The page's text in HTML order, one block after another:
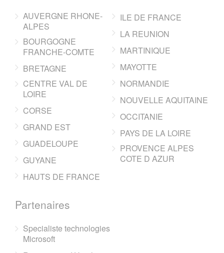
AUVERGNE RHONE-
ALPES
BOURGOGNE
FRANCHE-COMTE
BRETAGNE
CENTRE VAL DE
LOIRE
CORSE
GRAND EST
GUADELOUPE
GUYANE
HAUTS DE FRANCE
ILE DE FRANCE
LA REUNION
MARTINIQUE
MAYOTTE
NORMANDIE
NOUVELLE AQUITAINE
OCCITANIE
PAYS DE LA LOIRE
PROVENCE ALPES
COTE D AZUR
Partenaires
Specialiste technologies
Microsoft